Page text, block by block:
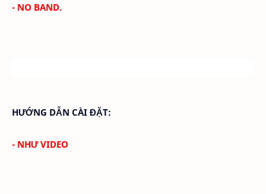
- NO BAND.
HƯỚNG DẪN CÀI ĐẶT:
- NHƯ VIDEO